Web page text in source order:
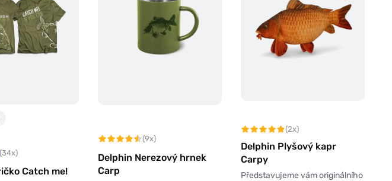
(34x)
Catch me!
(9x)
Delphin Nerezový hrnek
Carp
(2x)
Delphin Plyšový kapr
Carpy
Představujeme vám originálního